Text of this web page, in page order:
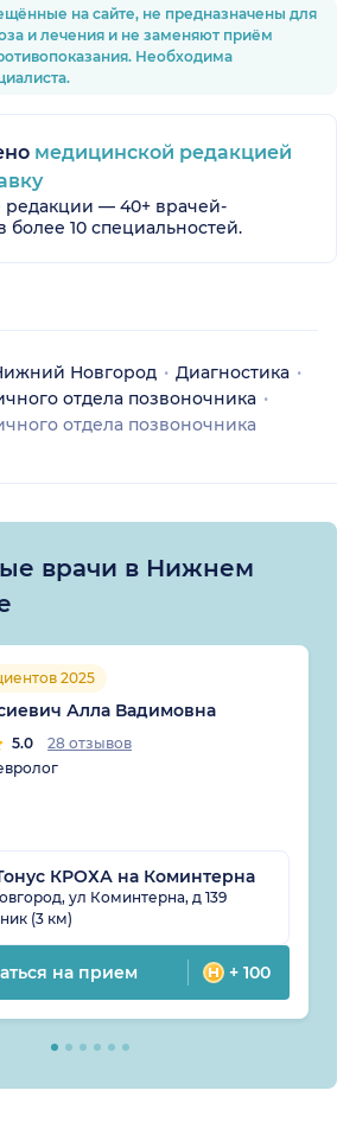
на сайте, не предназначены для
и лечения и не заменяют приём
Необходима
медицинской редакцией
редакции — 40+ врачей-
более 10 специальностей.
Новгород
Диагностика
отдела позвоночника
отдела позвоночника
врачи в Нижнем
2025
Алла Вадимовна
5.0
28 отзывов
КРОХА на Коминтерна
ул Коминтерна, д 139
(3 км)
на прием + 100